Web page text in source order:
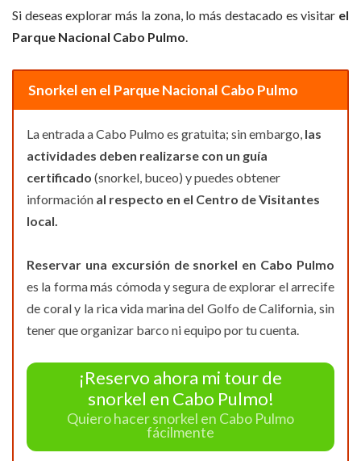
Si deseas explorar más la zona, lo más destacado es visitar el
Parque Nacional Cabo Pulmo
Snorkel en el Parque Nacional Cabo Pulmo
La entrada a Cabo Pulmo es gratuita; sin embargo, las
actividades deben realizarse con un guía
certificado (snorkel, buceo) y puedes obtener
información al respecto en el Centro de Visitantes
local.
Reservar una excursión de snorkel en Cabo Pulmo
es la forma más cómoda y segura de explorar el arrecife
de coral y la rica vida marina del Golfo de California, sin
tener que organizar barco ni equipo por tu cuenta.
¡Reservo ahora mi tour de
snorkel en Cabo Pulmo!
Quiero hacer snorkel en Cabo Pulmo
fácilmente